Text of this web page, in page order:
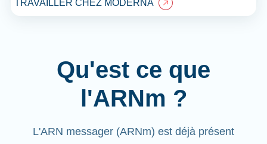
TRAVAILLER CHEZ MODERNA
Qu'est ce que
l'ARNm ?
L'ARN messager (ARNm) est déjà présent